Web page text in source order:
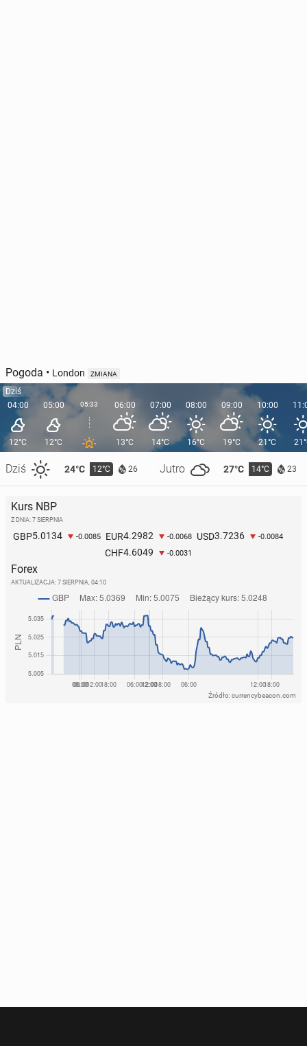
Pogoda • London ZMIANA
Dziś
04:00
12°C
Dziś 24°C 12°C 26 Jutro 27°C 14°C 23
05:00
12°C
05:33 06:00
13°C
07:00
14°C
08:00
16°C
09:00
19°C
10:00
21°C
Kurs NBP
Z DNIA: 7 SIERPNIA
GBP5.0134 -0.0085 EUR4.2982 -0.0068 USD3.7236 -0.0084
CHF4.6049 -0.0031
Forex
AKTUALIZACJA: 7 SIERPNIA, 04:10
Źródło: currencybeacon.com